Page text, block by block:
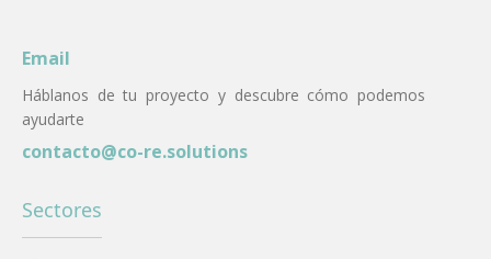
Email
Háblanos de tu proyecto y descubre cómo podemos
ayudarte
contacto@co-re.solutions
Sectores